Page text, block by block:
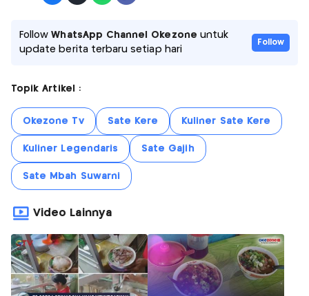
FollowWhatsApp Channel Okezone untuk
update berita terbaru setiap hari
Follow
Topik Artikel :
Okezone Tv Sate Kere Kuliner Sate Kere
Kuliner Legendaris Sate Gajih
Sate Mbah Suwarni
Video Lainnya